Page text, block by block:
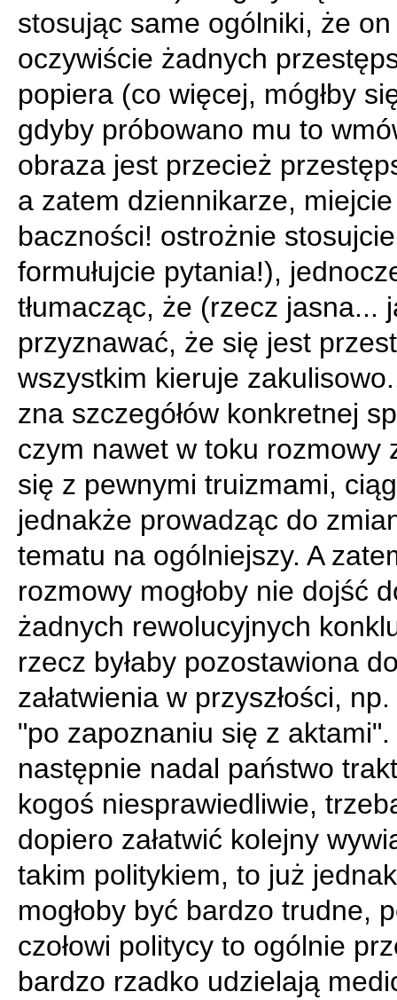
stosując same ogólniki, że on
oczywiście żadnych
popiera (co więcej, mógłby
gdyby próbowano mu to
obraza jest przecież
a zatem dziennikarze,
baczności! ostrożnie stosujcie
formułujcie pytania!),
tłumacząc, że (rzecz jasna...
przyznawać, że się jest
wszystkim kieruje
zna szczegółów konkretnej
czym nawet w toku rozmowy
się z pewnymi truizmami,
jednakże prowadząc do
tematu na ogólniejszy. A
rozmowy mogłoby nie dojść
żadnych rewolucyjnych
rzecz byłaby pozostawiona
załatwienia w przyszłości,
"po zapoznaniu się z
następnie nadal państwo
kogoś niesprawiedliwie,
dopiero załatwić kolejny
takim politykiem, to już
mogłoby być bardzo trudne,
czołowi politycy to ogólnie
bardzo rzadko udzielają